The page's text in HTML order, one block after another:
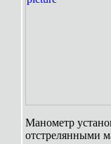
Манометр
отстрелянными